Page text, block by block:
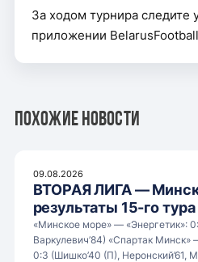
За ходом турнира следите
приложении BelarusFootball
Похожие новости
09.08.2026
ВТОРАЯ ЛИГА —
результаты 15-го тура
«Минское море» — «Энергетик»:
Варкулевич’84) «Спартак Минск»
0:3 (Шишко’40 (П), Неронский’61,